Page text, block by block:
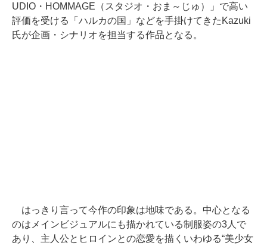
UDIO・HOMMAGE（スタジオ・おま～じゅ）」で高い
評価を受ける「ハルカの国」などを手掛けてきたKazuki
氏が企画・シナリオを担当する作品となる。
はっきり言って今作の印象は地味である。中心となる
のはメインビジュアルにも描かれている制服姿の3人で
あり、主人公とヒロインとの恋愛を描くいわゆる“美少女